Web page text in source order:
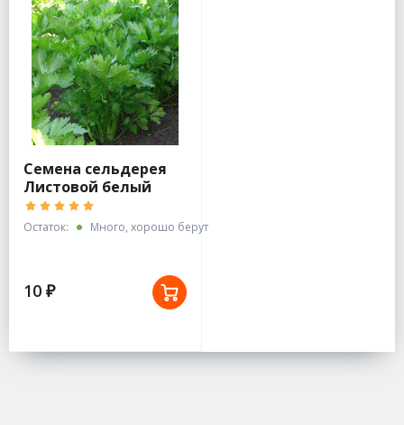
Семена сельдерея
Листовой белый
пакет
Остаток: Много, хорошо берут
10 ₽